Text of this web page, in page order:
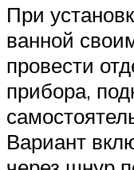
При
ванной
провести
прибора,
Вариант